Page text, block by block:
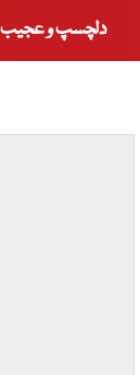
دلچسپ و عجیب